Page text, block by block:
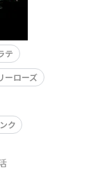
テ
ーローズ
ク